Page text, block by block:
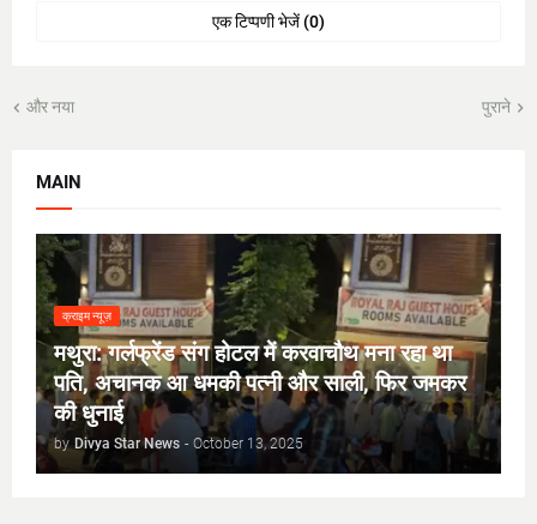
एक टिप्पणी भेजें (0)
और नया पुराने
MAIN
क्राइम न्यूज़
मथुरा: गर्लफ्रेंड संग होटल में करवाचौथ मना रहा था
पति, अचानक आ धमकी पत्नी और साली, फिर जमकर
की धुनाई
by Divya Star News - October 13, 2025